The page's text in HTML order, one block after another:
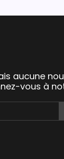
aucune
vous à